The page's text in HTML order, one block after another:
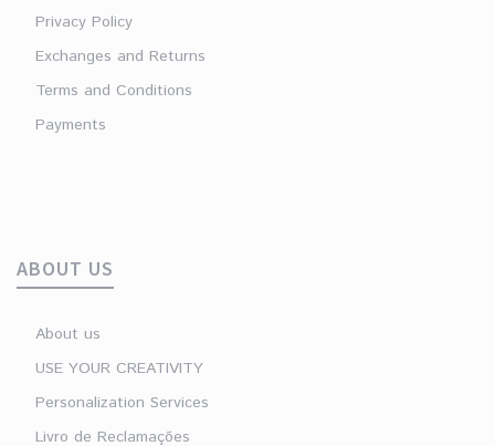
Privacy Policy
Exchanges and Returns
Terms and Conditions
Payments
ABOUT US
About us
USE YOUR CREATIVITY
Personalization Services
Livro de Reclamações